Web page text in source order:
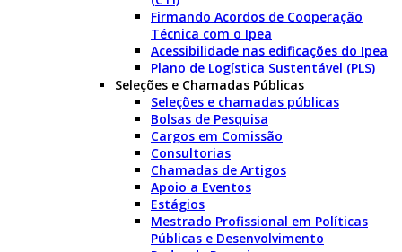
Firmando Acordos de Cooperação
Técnica com o Ipea
Acessibilidade nas edificações do Ipea
Plano de Logística Sustentável (PLS)
Seleções e Chamadas Públicas
Seleções e chamadas públicas
Bolsas de Pesquisa
Cargos em Comissão
Consultorias
Chamadas de Artigos
Apoio a Eventos
Estágios
Mestrado Profissional em Políticas
Públicas e Desenvolvimento